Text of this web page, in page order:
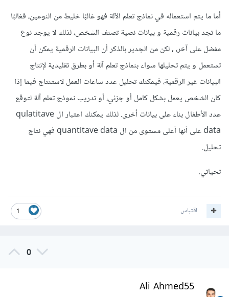
أما ما يتم استعماله في نماذج تعلم الآلة فهو غالبًا خليط من النوعين، فغالبًا
ما تجد بيانات رقمية و بيانات نصية تصنف الشخص، لذلك لا يوجد نوع
مفضل على آخر، , لكن من الجدير بالذكر أن البيانات الرقمية يمكن أن
تستعمل و يتم تحليلها سواء بنماذج تعلم آلة أو بطرق تقليدية لإنتاج
البيانات غير الرقمية، فيمكنك تحليل عدد ساعات العمل لاستنتاج فيما إذا
كان الشخص يعمل بشكل كامل أو جزئي، أو تدريب نموذج تعلم آلة لتوقع
عدد الأطفال بناء على بيانات أخرى. لذلك يمكنك اعتبار ال qulatitave
data على أنها أعلى مستوى من ال quantitave data فهي نتاج
تحليل.
تحياتي.
1 اقتباس
0
Ali Ahmed55